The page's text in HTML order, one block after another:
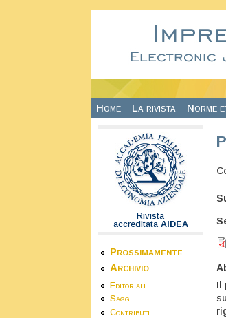
Home La rivista Norme
Rivista
accreditata AIDEA
Prossimamente
Archivio
Editoriali
Saggi
Contributi
Il